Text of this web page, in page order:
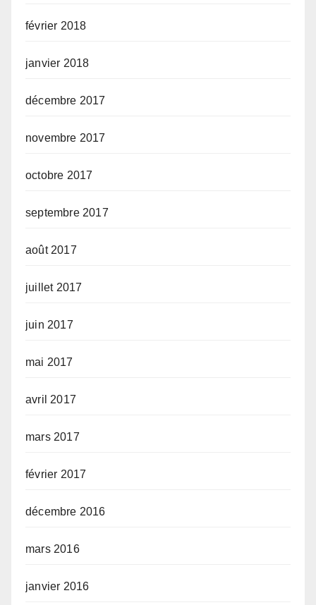
février 2018
janvier 2018
décembre 2017
novembre 2017
octobre 2017
septembre 2017
août 2017
juillet 2017
juin 2017
mai 2017
avril 2017
mars 2017
février 2017
décembre 2016
mars 2016
janvier 2016